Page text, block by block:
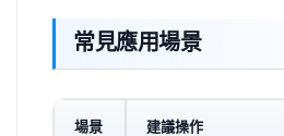
常見應用場景
場景 建議操作